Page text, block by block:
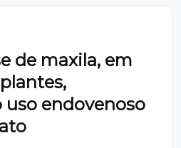
de maxila, em
uso endovenoso